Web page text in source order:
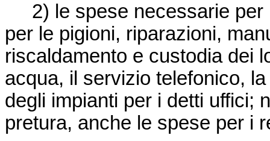
2) le spese necessarie per
per le pigioni, riparazioni,
riscaldamento e custodia dei
acqua, il servizio telefonico,
degli impianti per i detti uffici;
pretura, anche le spese per i